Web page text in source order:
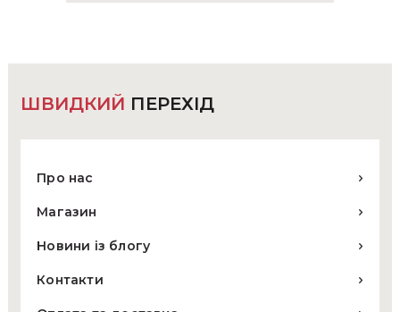
ШВИДКИЙ ПЕРЕХІД
Про нас
Магазин
Новини із блогу
Контакти